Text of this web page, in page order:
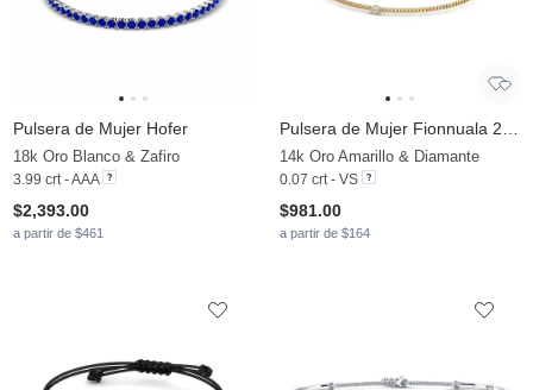
Pulsera de Mujer Hofer
18k Oro Blanco & Zafiro
3.99 crt - AAA
$2,393.00
a partir de $461
14k Oro Amarillo & Diamante
0.07 crt - VS
$981.00
a partir de $164